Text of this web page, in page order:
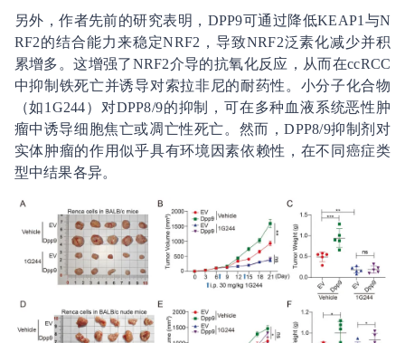
另外，作者先前的研究表明，DPP9可通过降低KEAP1与N
RF2的结合能力来稳定NRF2，导致NRF2泛素化减少并积
累增多。这增强了NRF2介导的抗氧化反应，从而在ccRCC
中抑制铁死亡并诱导对索拉非尼的耐药性。小分子化合物
（如1G244）对DPP8/9的抑制，可在多种血液系统恶性肿
瘤中诱导细胞焦亡或凋亡性死亡。然而，DPP8/9抑制剂对
实体肿瘤的作用似乎具有环境因素依赖性，在不同癌症类
型中结果各异。